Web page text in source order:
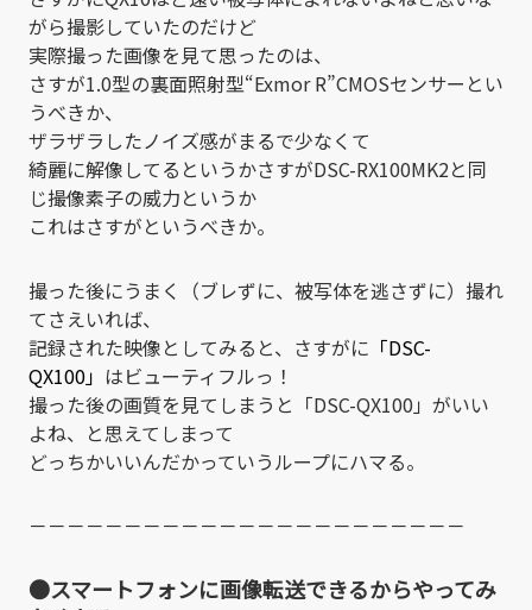
がら撮影していたのだけど
実際撮った画像を見て思ったのは、
さすが1.0型の裏面照射型“Exmor R”CMOSセンサーとい
うべきか、
ザラザラしたノイズ感がまるで少なくて
綺麗に解像してるというかさすがDSC-RX100MK2と同
じ撮像素子の威力というか
これはさすがというべきか。
撮った後にうまく（ブレずに、被写体を逃さずに）撮れ
てさえいれば、
記録された映像としてみると、さすがに 「DSC-
QX100」 はビューティフルっ！
撮った後の画質を見てしまうと「DSC-QX100」がいい
よね、と思えてしまって
どっちかいいんだかっていうループにハマる。
－－－－－－－－－－－－－－－－－－－－－－－
●スマートフォンに画像転送できるからやってみ